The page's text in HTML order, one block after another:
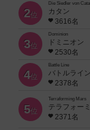
2位
Die Siedler von
カタン
3616名
3位
Dominion
ドミニオン
2530名
4位
Battle Line
バトルライン
2378名
5位
Terraforming Mars
テラフォー
2371名